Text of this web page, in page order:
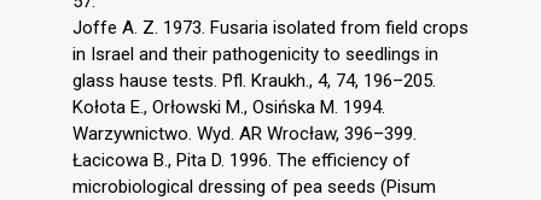
Joffe A. Z. 1973. Fusaria isolated from field crops
in Israel and their pathogenicity to seedlings in
glass hause tests. Pfl. Kraukh., 4, 74, 196–205.
Kołota E., Orłowski M., Osińska M. 1994.
Warzywnictwo. Wyd. AR Wrocław, 396–399.
Łacicowa B., Pita D. 1996. The efficiency of
microbiological dressing of pea seeds (Pisum